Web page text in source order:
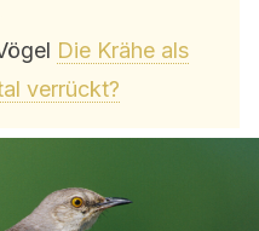
Die Krähe als
verrückt?